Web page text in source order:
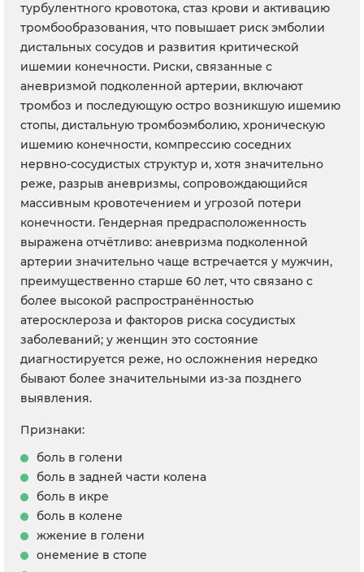
турбулентного кровотока, стаз крови и активацию
тромбообразования, что повышает риск эмболии
дистальных сосудов и развития критической
ишемии конечности. Риски, связанные с
аневризмой подколенной артерии, включают
тромбоз и последующую остро возникшую ишемию
стопы, дистальную тромбоэмболию, хроническую
ишемию конечности, компрессию соседних
нервно-сосудистых структур и, хотя значительно
реже, разрыв аневризмы, сопровождающийся
массивным кровотечением и угрозой потери
конечности. Гендерная предрасположенность
выражена отчётливо: аневризма подколенной
артерии значительно чаще встречается у мужчин,
преимущественно старше 60 лет, что связано с
более высокой распространённостью
атеросклероза и факторов риска сосудистых
заболеваний; у женщин это состояние
диагностируется реже, но осложнения нередко
бывают более значительными из-за позднего
выявления.
Признаки:
боль в голени
боль в задней части колена
боль в икре
боль в колене
жжение в голени
онемение в стопе